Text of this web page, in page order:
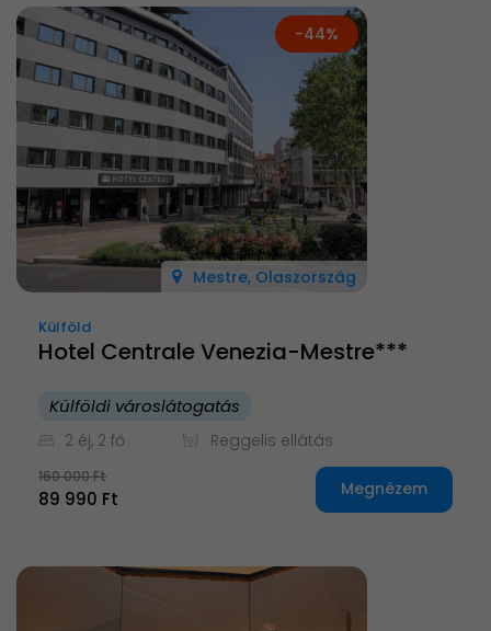
-44%
Mestre, Olaszország
Külföld
Hotel Centrale Venezia-Mestre***
Külföldi városlátogatás
2 éj, 2 fő Reggelis ellátás
160 000 Ft
89 990 Ft Megnézem